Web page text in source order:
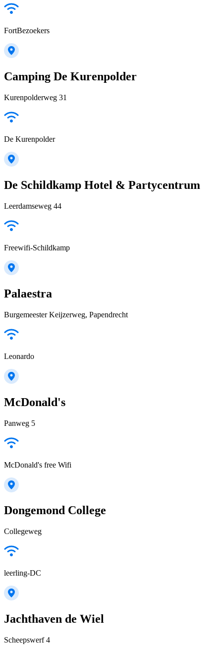
FortBezoekers
Camping De Kurenpolder
Kurenpolderweg 31
De Kurenpolder
De Schildkamp Hotel & Partycentrum
Leerdamseweg 44
Freewifi-Schildkamp
Palaestra
Burgemeester Keijzerweg, Papendrecht
Leonardo
McDonald's
Panweg 5
McDonald's free Wifi
Dongemond College
Collegeweg
leerling-DC
Jachthaven de Wiel
Scheepswerf 4